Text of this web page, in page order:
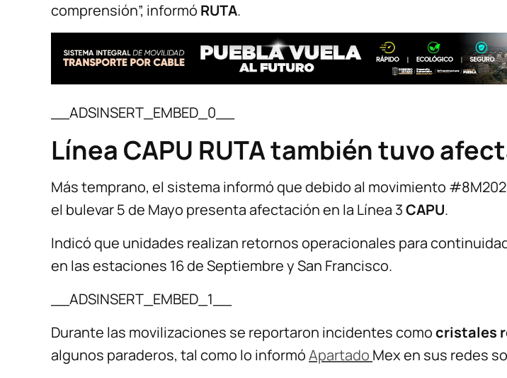
comprensión”, informó RUTA.
__ADSINSERT_EMBED_0__
Línea CAPU RUTA también tuvo
Más temprano, el sistema informó que debido al movimiento
el bulevar 5 de Mayo presenta afectación en la Línea 3CAPU.
Indicó que unidades realizan retornos operacionales para
en las estaciones 16 de Septiembre y San Francisco.
__ADSINSERT_EMBED_1__
Durante las movilizaciones se reportaron incidentes comocristales
algunos paraderos, tal como lo informóApartado Mex en sus redes